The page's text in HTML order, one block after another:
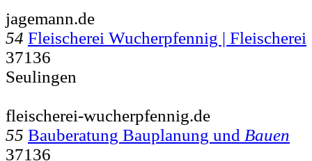
jagemann.de
54 Fleischerei Wucherpfennig | Fleischerei
37136
Seulingen
fleischerei-wucherpfennig.de
55 Bauberatung Bauplanung und Bauen
37136